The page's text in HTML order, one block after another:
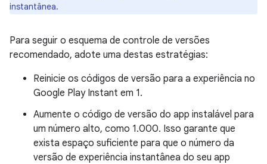
instantânea.
Para seguir o esquema de controle de versões
recomendado, adote uma destas estratégias:
Reinicie os códigos de versão para a experiência no
Google Play Instant em 1.
Aumente o código de versão do app instalável para
um número alto, como 1.000. Isso garante que
exista espaço suficiente para que o número da
versão de experiência instantânea do seu app